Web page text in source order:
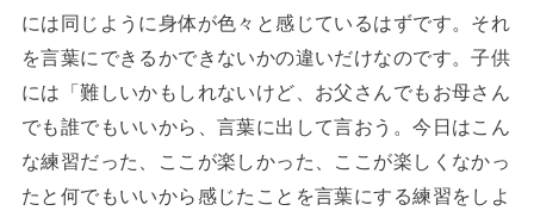
には同じように身体が色々と感じているはずです。それ
を言葉にできるかできないかの違いだけなのです。子供
には「難しいかもしれないけど、お父さんでもお母さん
でも誰でもいいから、言葉に出して言おう。今日はこん
な練習だった、ここが楽しかった、ここが楽しくなかっ
たと何でもいいから感じたことを言葉にする練習をしよ